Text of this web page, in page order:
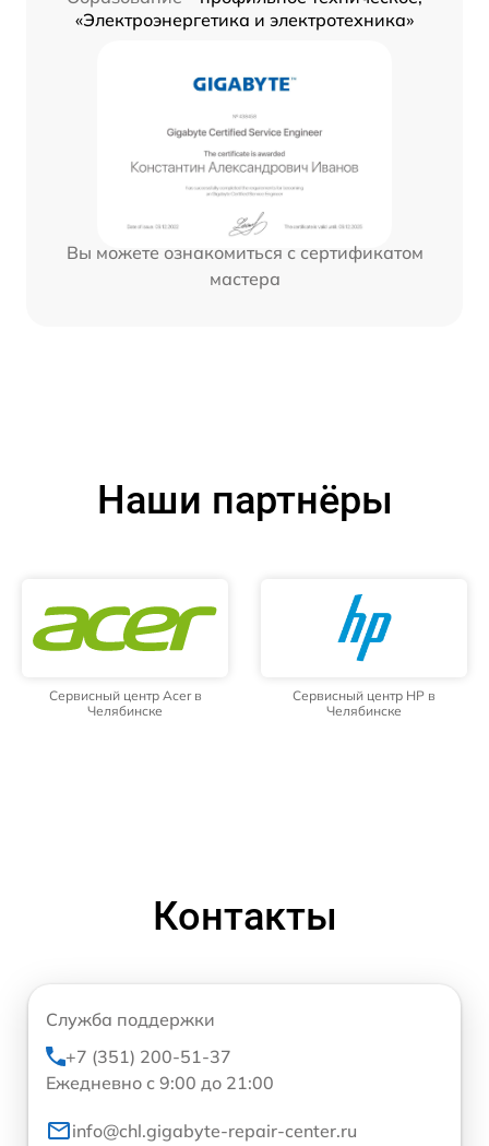
«Электроэнергетика и электротехника»
Вы можете ознакомиться с сертификатом
мастера
Наши партнёры
Сервисный центр Acer в
Челябинске
Сервисный центр HP в
Челябинске
Контакты
Служба поддержки
+7 (351) 200-51-37
Ежедневно с 9:00 до 21:00
info@chl.gigabyte-repair-center.ru